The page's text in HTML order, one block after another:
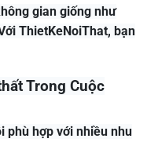
gian giống như
ThietKeNoiThat, bạn
Trong Cuộc
phù hợp với nhiều nhu